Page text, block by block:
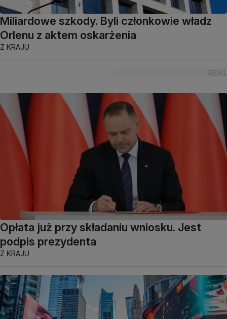
Miliardowe szkody. Byli członkowie władz
Orlenu z aktem oskarżenia
Z KRAJU
Opłata już przy składaniu wniosku. Jest
podpis prezydenta
Z KRAJU